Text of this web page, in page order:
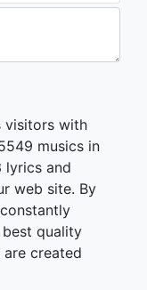
habersiz
visitors with
musics in
lyrics and
web site. By
quality
created